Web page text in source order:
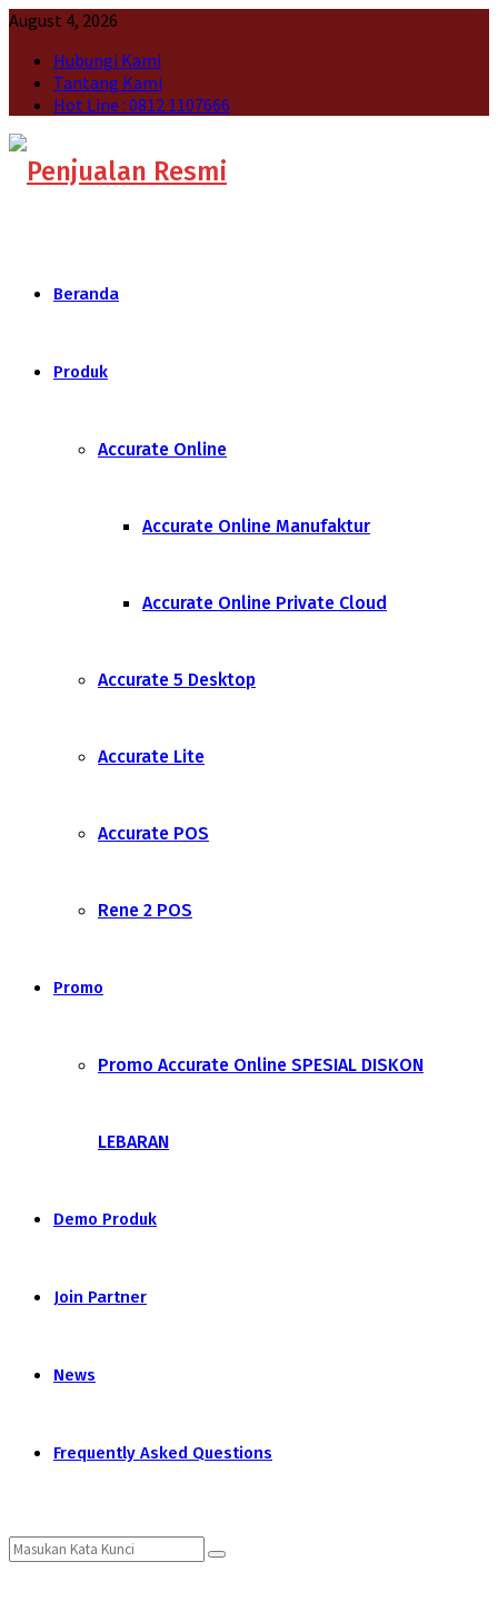
August 4, 2026
Hubungi Kami
Tantang Kami
Hot Line : 0812 1107666
Beranda
Produk
Accurate Online
Accurate Online Manufaktur
Accurate Online Private Cloud
Accurate 5 Desktop
Accurate Lite
Accurate POS
Rene 2 POS
Promo
Promo Accurate Online SPESIAL DISKON
LEBARAN
Demo Produk
Join Partner
News
Frequently Asked Questions
Search
Search